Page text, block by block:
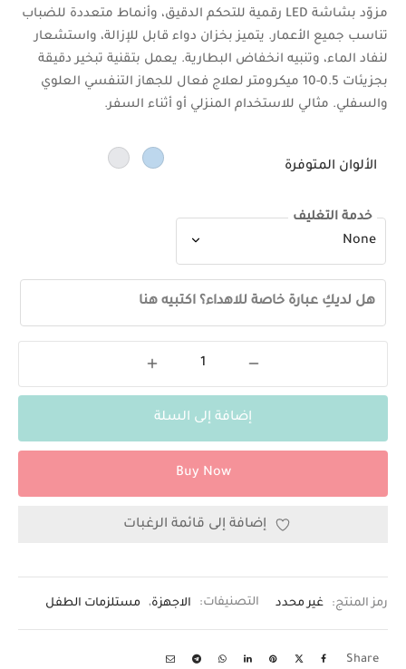
مزوّد بشاشة LED رقمية للتحكم الدقيق، وأنماط متعددة للضباب
تناسب جميع الأعمار. يتميز بخزان دواء قابل للإزالة، واستشعار
لنفاد الماء، وتنبيه انخفاض البطارية. يعمل بتقنية تبخير دقيقة
بجزيئات 0.5-10 ميكرومتر لعلاج فعال للجهاز التنفسي العلوي
والسفلي. مثالي للاستخدام المنزلي أو أثناء السفر.
الألوان المتوفرة
خدمة التغليف
هل لديكِ عبارة خاصة للاهداء؟ اكتبيه هنا
إضافة إلى السلة
Buy Now
إضافة إلى قائمة الرغبات
رمز المنتج: غير محدد التصنيفات: الاجهزة, مستلزمات الطفل
Share